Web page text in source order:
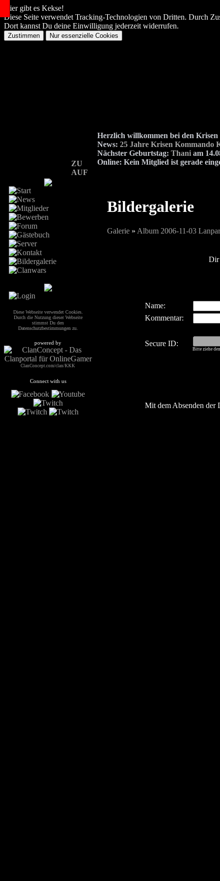
Hier gibt es Kekse!
Diese Seite verwendet Tracking-Technologien von Dritten. Durch
Dort kannst Du deine Einwilligung jederzeit widerrufen.
ZU
AUF
Herzlich willkommen bei den
News: 25 Jahre Krisen Kommando
Nächster Geburtstag: Thani am
Online: Kein Mitglied ist gerade
Diese Webseite verwendet Cookies.
Durch die Nutzung dieser Webseite
stimmst Du den
Datenschutzbestimmungen zu.
powered by
ClanConcept.com/clan/KKK
Connect with us
Bildergalerie
Galerie » Album 2006-11-03
Dir
Name:
Kommentar:
Secure ID:
Bitte ziehe
Mit dem Absenden der